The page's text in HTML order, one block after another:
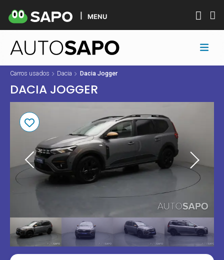
MENU
Carros usados Dacia Dacia Jogger
DACIA JOGGER